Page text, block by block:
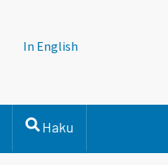
In English
Haku